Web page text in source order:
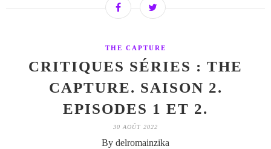
THE CAPTURE
CRITIQUES SÉRIES : THE
CAPTURE. SAISON 2.
EPISODES 1 ET 2.
30 AOÛT 2022
By delromainzika